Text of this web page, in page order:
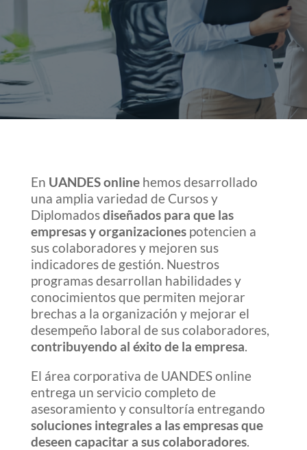
En UANDES onlinehemos desarrollado
una amplia variedad de Cursos y
Diplomadosdiseñados para que las
empresas y organizacionespotencien a
sus colaboradores y mejoren sus
indicadores de gestión. Nuestros
programas desarrollan habilidades y
conocimientos que permiten mejorar
brechas a la organización y mejorar el
desempeño laboral de sus colaboradores,
contribuyendo al éxito de la empresa.
El área corporativa de UANDES online
entrega un servicio completo de
asesoramiento y consultoría entregando
soluciones integrales a las empresas que
deseen capacitar a sus colaboradores.